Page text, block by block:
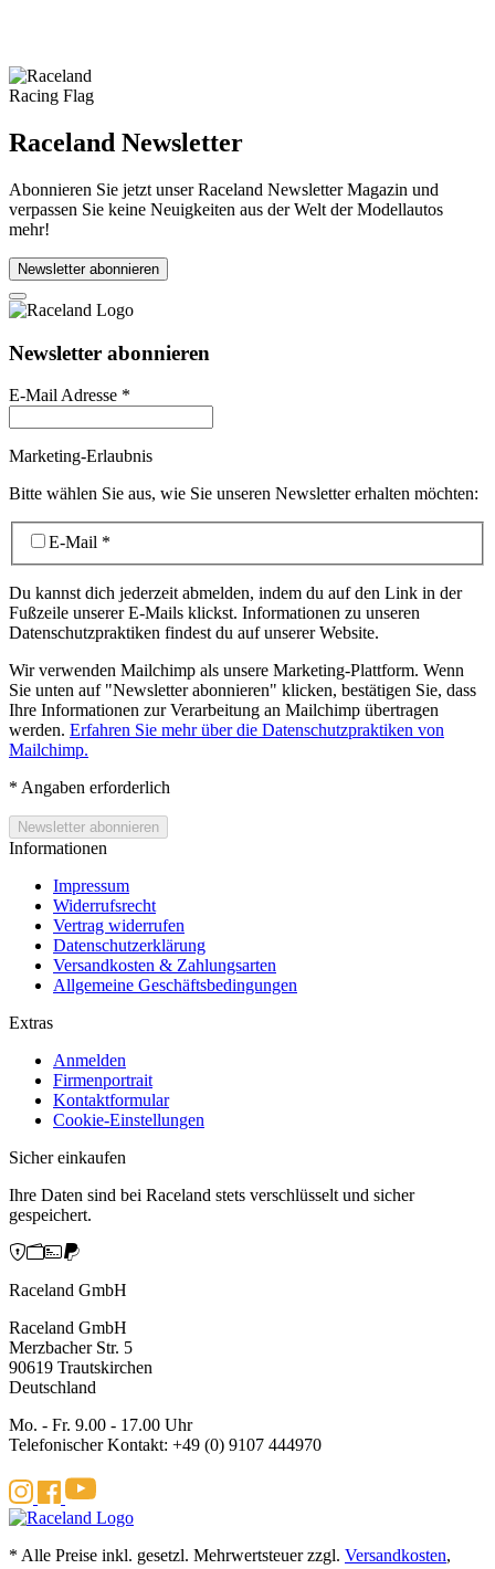
Raceland Newsletter
Abonnieren Sie jetzt unser Raceland Newsletter Magazin und
verpassen Sie keine Neuigkeiten aus der Welt der Modellautos
mehr!
Newsletter abonnieren
Newsletter abonnieren
E-Mail Adresse *
Marketing-Erlaubnis
Bitte wählen Sie aus, wie Sie unseren Newsletter erhalten möchten:
E-Mail *
Du kannst dich jederzeit abmelden, indem du auf den Link in der
Fußzeile unserer E-Mails klickst. Informationen zu unseren
Datenschutzpraktiken findest du auf unserer Website.
Wir verwenden Mailchimp als unsere Marketing-Plattform. Wenn
Sie unten auf "Newsletter abonnieren" klicken, bestätigen Sie, dass
Ihre Informationen zur Verarbeitung an Mailchimp übertragen
werden. Erfahren Sie mehr über die Datenschutzpraktiken von
Mailchimp.
* Angaben erforderlich
Informationen
Impressum
Widerrufsrecht
Vertrag widerrufen
Datenschutzerklärung
Versandkosten & Zahlungsarten
Allgemeine Geschäftsbedingungen
Extras
Anmelden
Firmenportrait
Kontaktformular
Cookie-Einstellungen
Sicher einkaufen
Ihre Daten sind bei Raceland stets verschlüsselt und sicher
gespeichert.
Raceland GmbH
Raceland GmbH
Merzbacher Str. 5
90619 Trautskirchen
Deutschland
Mo. - Fr. 9.00 - 17.00 Uhr
Telefonischer Kontakt: +49 (0) 9107 444970
* Alle Preise inkl. gesetzl. Mehrwertsteuer zzgl. Versandkosten,